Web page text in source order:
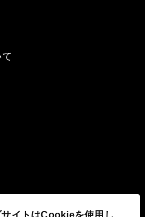
サイトはCookieを使用し
み